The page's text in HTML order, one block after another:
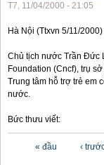
T7, 11/04/2000 - 21:05
Hà Nội (Ttxvn 5/11/2000)
Chủ tịch nước Trần Đức
Foundation (Cncf), trụ
Trung tâm hỗ trợ trẻ em
nước.
Bức thưu viết:
« đầu ‹